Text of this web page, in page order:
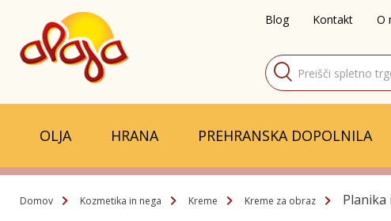
Blog Kontakt O
Products
search
OLJA HRANA PREHRANSKA DOPOLNILA
Domov Kozmetika in nega Kreme Kreme za obraz Planika